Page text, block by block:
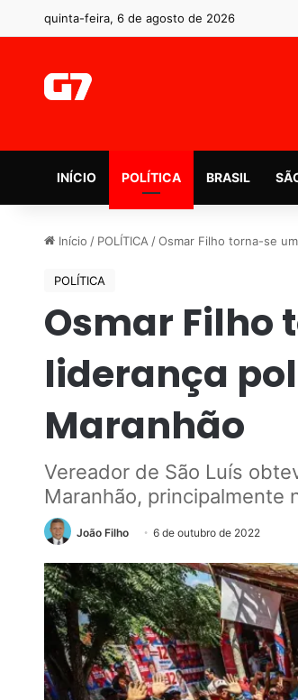
quinta-feira, 6 de agosto de 2026
INÍCIO POLÍTICA BRASIL
Início / POLÍTICA / Osmar Filho torna-se
POLÍTICA
Osmar Filho
liderança
Maranhão
Vereador de São Luís
Maranhão, principalmente
João Filho 6 de outubro de 2022